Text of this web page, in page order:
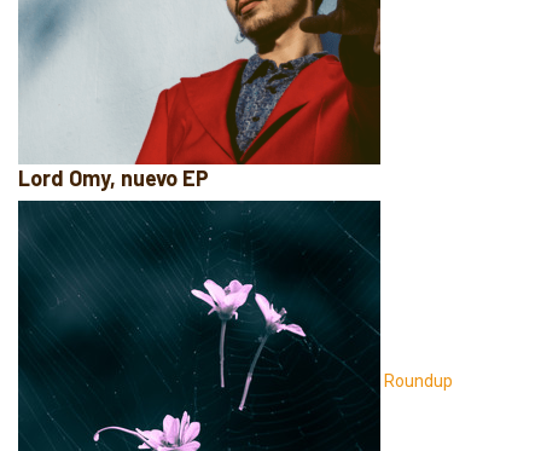
Lord Omy, nuevo EP
Roundup